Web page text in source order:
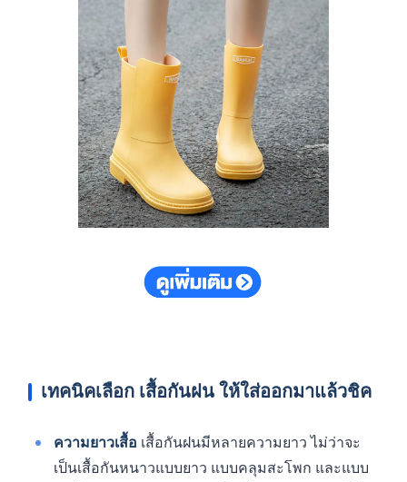
เทคนิคเลือก เสื้อกันฝนให้ใส่ออกมาแล้วชิค
ความยาวเสื้อ เสื้อกันฝนมีหลายความยาว ไม่ว่าจะ
เป็นเสื้อกันหนาวแบบยาว แบบคลุมสะโพก และแบบ